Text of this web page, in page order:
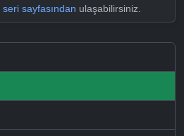
seri sayfasından ulaşabilirsiniz.